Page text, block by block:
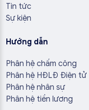
Tin tức
Sự kiện
Hướng dẫn
Phân hệ chấm công
Phân hệ HĐLĐ Điện tử
Phân hệ nhân sự
Phân hệ tiền lương